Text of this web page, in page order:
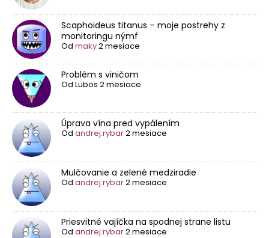
Scaphoideus titanus – moje postrehy z
monitoringu nýmf
Od maky2 mesiace
Problém s viničom
Od Lubos 2 mesiace
Úprava vína pred vypálením
Od andrej.rybar2 mesiace
Mulčovanie a zelené medziradie
Od andrej.rybar2 mesiace
Priesvitné vajíčka na spodnej strane listu
Od andrej.rybar2 mesiace